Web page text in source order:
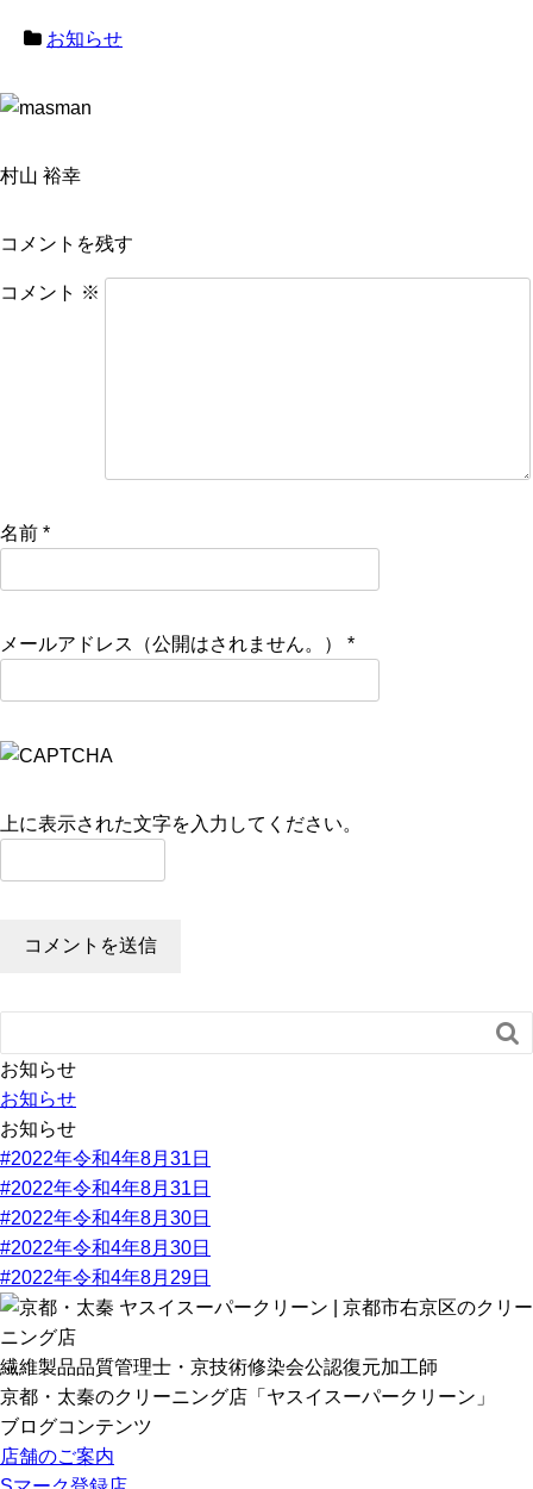
お知らせ
村山 裕幸
コメントを残す
コメント ※
名前 *
メールアドレス（公開はされません。） *
上に表示された文字を入力してください。

お知らせ
お知らせ
お知らせ
#2022年令和4年8月31日
#2022年令和4年8月31日
#2022年令和4年8月30日
#2022年令和4年8月30日
#2022年令和4年8月29日
繊維製品品質管理士・京技術修染会公認復元加工師
京都・太秦のクリーニング店「ヤスイスーパークリーン」
ブログコンテンツ
店舗のご案内